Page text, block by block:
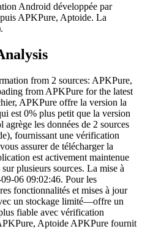
Android développée par
APKPure, Aptoide. La
from 2 sources: APKPure,
from APKPure for the latest
APKPure offre la version la
est 0% plus petit que la version
les données de 2 sources
fournissant une vérification
assurer de télécharger la
est activement maintenue
plusieurs sources. La mise à
06 09:02:46. Pour les
fonctionnalités et mises à jour
un stockage limité—offre un
fiable avec vérification
Aptoide APKPure fournit